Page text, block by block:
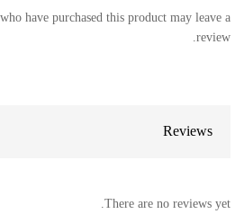
have purchased this product may leave a
review.
Reviews
There are no reviews yet.